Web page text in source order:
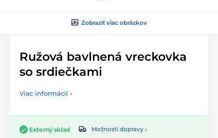
Zobraziť viac obrázkov
Ružová bavlnená vreckovka
so srdiečkami
Viac informácií ›
Externý sklad
Možnosti dopravy ›